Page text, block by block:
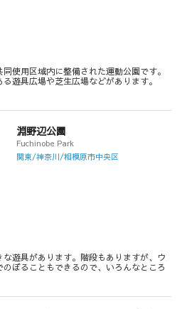
使用区域内に整備された運動公園です。
遊具広場や芝生広場などがあります。
淵野辺公園
Fuchinobe Park
関東/神奈川/相模原市中央区
な遊具があります。階段もありますが、ウ
ぼることもできるので、いろんなところ